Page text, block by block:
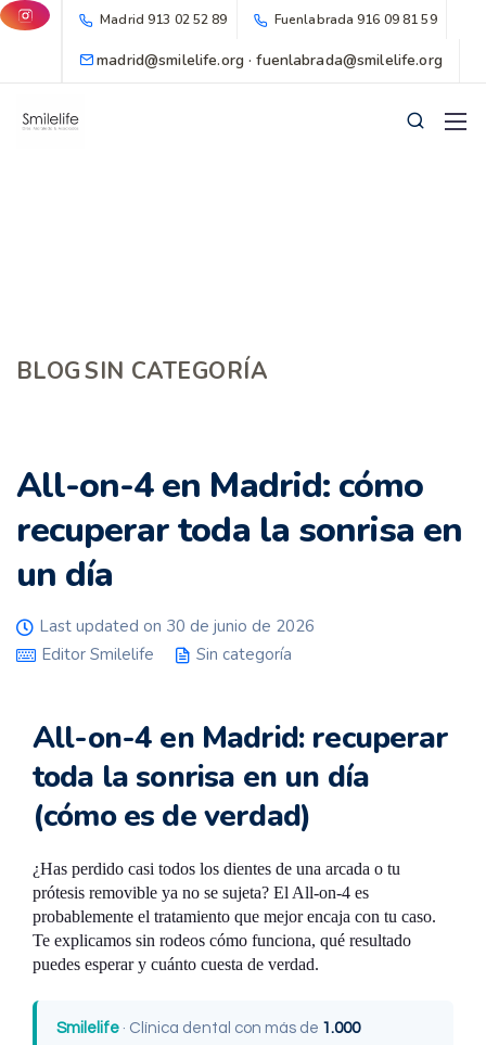
Madrid913 02 52 89 Fuenlabrada916 09 81 59
madrid@smilelife.org · fuenlabrada@smilelife.org
BLOGSIN CATEGORÍA
All-on-4 en Madrid: cómo
recuperar toda la sonrisa en
un día
Last updated on 30 de junio de 2026
Editor Smilelife
Sin categoría
All-on-4 en Madrid: recuperar
toda la sonrisa en un día
(cómo es de verdad)
¿Has perdido casi todos los dientes de una arcada o tu
prótesis removible ya no se sujeta? El All-on-4 es
probablemente el tratamiento que mejor encaja con tu caso.
Te explicamos sin rodeos cómo funciona, qué resultado
puedes esperar y cuánto cuesta de verdad.
Smilelife · Clínica dental con más de 1.000